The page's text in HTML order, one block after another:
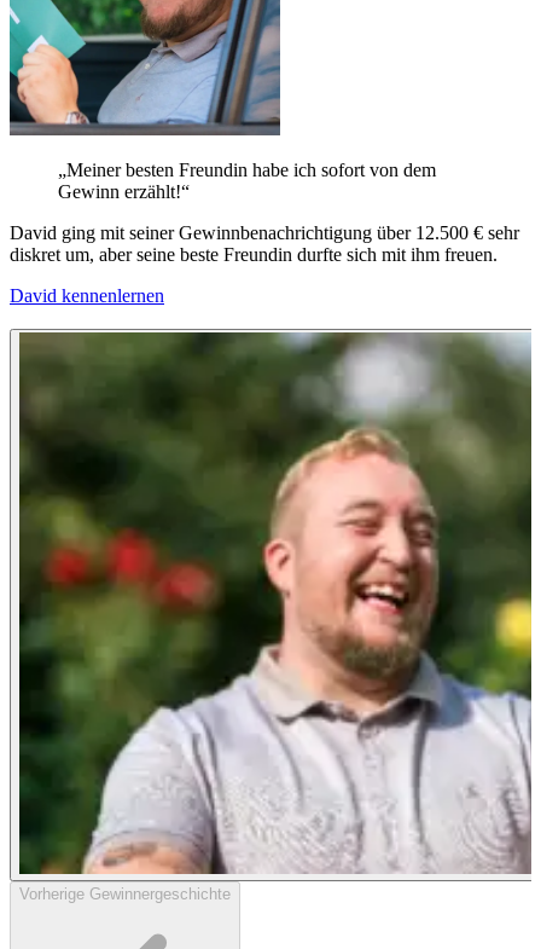
„Meiner besten Freundin habe ich sofort von dem
Gewinn erzählt!“
David ging mit seiner Gewinnbenachrichtigung über 12.500 € sehr
diskret um, aber seine beste Freundin durfte sich mit ihm freuen.
David kennenlernen
Vorherige Gewinnergeschichte